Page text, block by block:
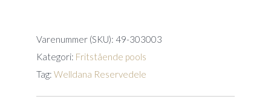
quantity
Varenummer (SKU): 49-303003
Kategori: Fritstående pools
Tag: Welldana Reservedele